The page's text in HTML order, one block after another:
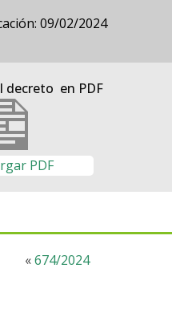
09/02/2024
decreto en PDF
PDF
«674/2024